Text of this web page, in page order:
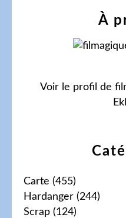
Carte (455)
Hardanger (244)
Scrap (124)
À
Voir le profil de